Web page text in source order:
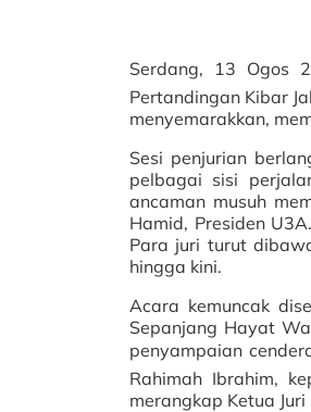
Serdang, 13 Ogos
Pertandingan Kibar
menyemarakkan,
Sesi penjurian
pelbagai sisi
ancaman musuh
Hamid, Presiden
Para juri turut
hingga kini.
Acara kemuncak
Sepanjang Hayat
penyampaian
Rahimah Ibrahim,
merangkap Ketua